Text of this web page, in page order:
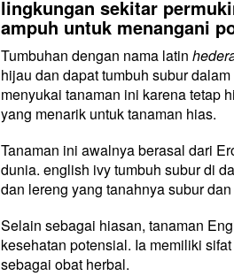
lingkungan sekitar
ampuh untuk menangani
Tumbuhan dengan nama latin
hijau dan dapat tumbuh subur
menyukai tanaman ini karena tetap
yang menarik untuk tanaman hias.
Tanaman ini awalnya berasal dari
dunia. english ivy tumbuh subur di
dan lereng yang tanahnya subur
Selain sebagai hiasan, tanaman
kesehatan potensial. Ia memiliki
sebagai obat herbal.